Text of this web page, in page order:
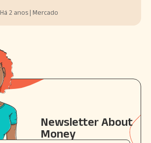
Há 2 anos | Mercado
Newsletter About
Money